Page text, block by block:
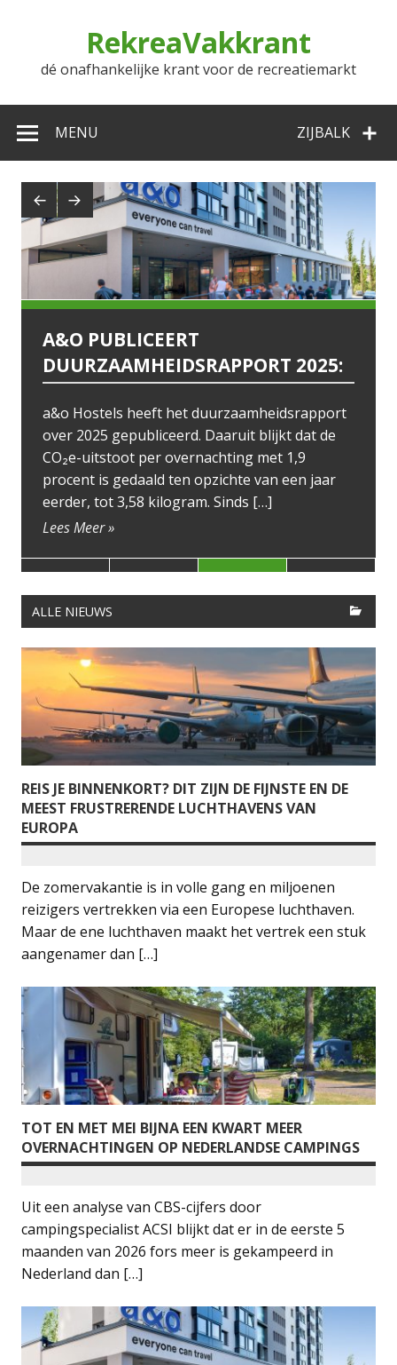
RekreaVakkrant
dé onafhankelijke krant voor de recreatiemarkt
ZIJBALK
MENU
A&O PUBLICEERT
DUURZAAMHEIDSRAPPORT 2025:
a&o Hostels heeft het duurzaamheidsrapport
over 2025 gepubliceerd. Daaruit blijkt dat de
CO₂e-uitstoot per overnachting met 1,9
procent is gedaald ten opzichte van een jaar
eerder, tot 3,58 kilogram. Sinds […]
Lees Meer »
ALLE NIEUWS
REIS JE BINNENKORT? DIT ZIJN DE FIJNSTE EN DE
MEEST FRUSTRERENDE LUCHTHAVENS VAN
EUROPA
De zomervakantie is in volle gang en miljoenen
reizigers vertrekken via een Europese luchthaven.
Maar de ene luchthaven maakt het vertrek een stuk
aangenamer dan […]
TOT EN MET MEI BIJNA EEN KWART MEER
OVERNACHTINGEN OP NEDERLANDSE CAMPINGS
Uit een analyse van CBS-cijfers door
campingspecialist ACSI blijkt dat er in de eerste 5
maanden van 2026 fors meer is gekampeerd in
Nederland dan […]